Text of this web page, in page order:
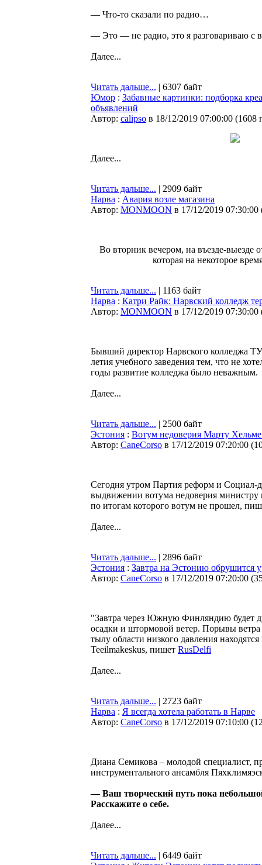
— Что-то сказали по радио…
— Это — не радио, это я разговариваю с
Далее...
Читать дальше... | 6307 байт
Юмор : Забавные картинки: подборка
объявлений
Автор: calipso в 18/12/2019 07:00:00 (1608
Далее...
Читать дальше... | 2909 байт
Нарва : Авария возле магазина
Автор: MONMOON в 17/12/2019 07:30:00
Во вторник вечером, на въезде-
которая на некоторое
Читать дальше... | 1163 байт
Нарва : Катри Райк: Нарвский колледж
Автор: MONMOON в 17/12/2019 07:30:00
Бывший директор Нарвского колледжа
летия учебного заведения тем, что не
годы развитие колледжа было неважным.
Далее...
Читать дальше... | 2500 байт
Эстония : Вотум недоверия Марту
Автор: CaneCorso в 17/12/2019 07:20:00 (
Сегодня утром Партия реформ и Социал-
выдвижении вотума недоверия министру
по итогам которого вотум не прошел,
Далее...
Читать дальше... | 2896 байт
Эстония : Завтра на Эстонию обрушится
Автор: CaneCorso в 17/12/2019 07:20:00 (
"Завтра через Южную Финляндию будет
осадки и штормовой ветер. Порывы ветра
тылу области низкого давления
Teeilmakeskus, пишет RusDelfi
Далее...
Читать дальше... | 2723 байт
Нарва : Я всегда хотела работать в Нарве
Автор: CaneCorso в 17/12/2019 07:10:00 (
Диана Семикова – молодой специалист,
инструментального ансамбля
— Ваш творческий путь пока
Расскажите о себе.
Далее...
Читать дальше... | 6449 байт